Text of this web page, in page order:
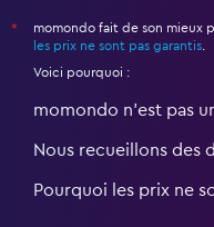
*
momondo fait de son mieux
les prix ne sont pas garantis
Voici pourquoi :
momondo n'est pas
Nous recueillons des
Pourquoi les prix ne